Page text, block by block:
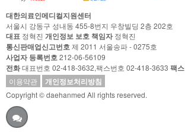
대한의료인메디컬지원센터
서울시 강동구 성내동 455-8번지 우창빌딩 2층 202호
대표 정혁진 개인정보 보호 책임자정혁진
통신판매업신고번호제 2011 서울송파 - 0275호
사업자 등록번호212-06-56109
전화대표번호 02-418-3632,팩스번호 02-418-3633 팩스
이용약관
개인정보처리방침
Copyright © daehanmed All rights reserved.